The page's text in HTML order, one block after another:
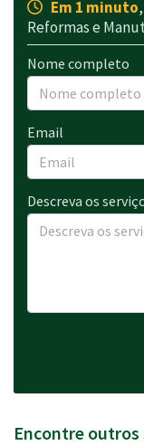
Em 1 minuto
Reformas e
Nome completo
Email
Descreva os
Encontre outros